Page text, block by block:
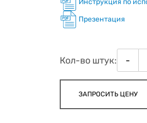
Презентация
Кол-во штук: -
ЗАПРОСИТЬ ЦЕНУ